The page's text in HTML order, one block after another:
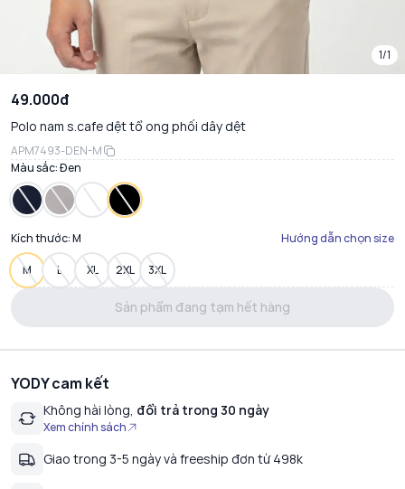
1/1
49.000đ
Polo nam s.cafe dệt tổ ong phối dây dệt
APM7493-DEN-M
Màu sắc:Đen
Kích thước:M Hướng dẫn chọn size
M L XL 2XL 3XL
Sản phẩm đang tạm hết hàng
YODY cam kết
Không hài lòng, đổi trả trong 30 ngày
Xem chính sách
Giao trong 3-5 ngày và freeship đơn từ 498k